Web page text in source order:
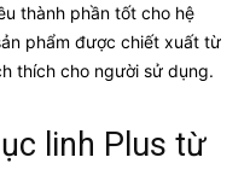
thành phần tốt cho hệ
phẩm được chiết xuất từ
thích cho người sử dụng.
linh Plus từ